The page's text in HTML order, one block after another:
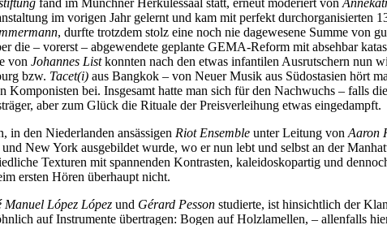
im vorigen Jahr gelernt und kam mit perfekt durchorganisierten
, durfte trotzdem stolz eine noch nie dagewesene Summe von
die – vorerst – abgewendete geplante GEMA-Reform mit absehbar
von Johannes Listkonnten nach den etwas infantilen Ausrutschern nun
bzw. Tacet(i) aus Bangkok – von Neuer Musik aus Südostasien hört
bei. Insgesamt hatte man sich für den Nachwuchs – falls
aber zum Glück die Rituale der Preisverleihung etwas eingedampft.
den Niederlanden ansässigen Riot Ensemble unter Leitung von Aaron
New York ausgebildet wurde, wo er nun lebt und selbst an der
Texturen mit spannenden Kontrasten, kaleidoskopartig und
ersten Hören überhaupt nicht.
Manuel López López und Gérard Pesson studierte, ist hinsichtlich der
auf Instrumente übertragen: Bogen auf Holzlamellen, – allenfalls